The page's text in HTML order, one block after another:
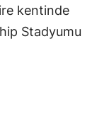
kentinde
Stadyumu